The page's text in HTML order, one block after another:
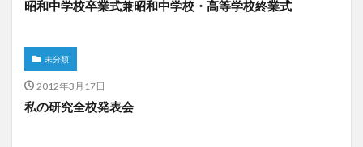
昭和中学校卒業式兼昭和中学校・高等学校終業式
未分類
2012年3月17日
私の研究全校発表会